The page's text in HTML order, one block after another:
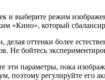
и выберите режим
который
делая оттенки более
Не бойтесь
эти параметры, пока
поэтому регулируйте его